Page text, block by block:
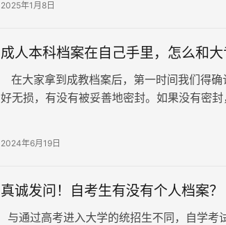
2025年1月8日
成人本科档案在自己手里，怎么和大
在大家拿到成教档案后，第一时间我们得
好无损，有没有被妥善地密封。如果没有密
2024年6月19日
真诚发问！自考生有没有个人档案？
与通过高考进入大学的统招生不同，自学考